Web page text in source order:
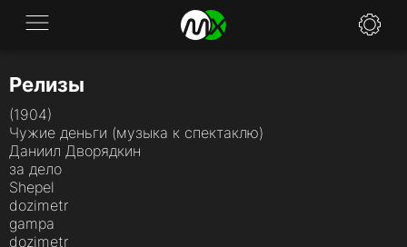
Application
Релизы
(1904)
Чужие деньги (музыка к спектаклю)
Даниил Дворядкин
за дело
Shepel
dozimetr
gampa
dozimetr